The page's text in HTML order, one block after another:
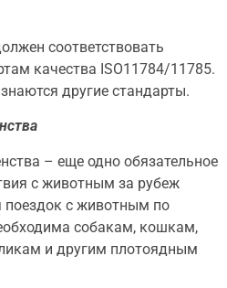
соответствовать
качества ISO11784/11785.
другие стандарты.
– еще одно обязательное
с животным за рубеж
поездок с животным по
собакам, кошкам,
и другим плотоядным